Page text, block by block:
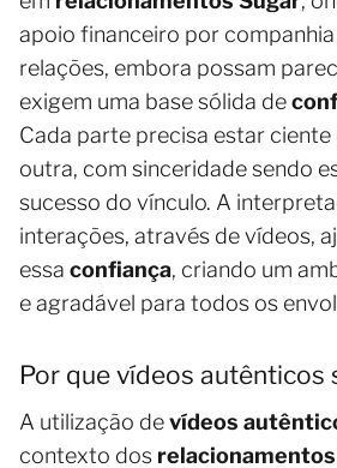
apoio financeiro por companhia
relações, embora possam
exigem uma base sólida de
Cada parte precisa estar ciente
outra, com sinceridade sendo
sucesso do vínculo. A
interações, através de vídeos,
essa confiança, criando um
e agradável para todos os
Por que vídeos autênticos
A utilização devídeos
contexto dos